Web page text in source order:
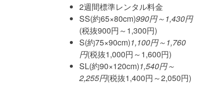
2週間標準レンタル料金
SS(約65×80cm)990円～1,430円
(税抜900円～1,300円)
S(約75×90cm)1,100円～1,760
円(税抜1,000円～1,600円)
SL(約90×120cm)1,540円～
2,255円(税抜1,400円～2,050円)